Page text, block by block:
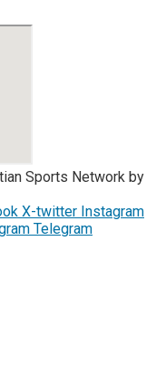
Sports Network by
X-twitter Instagram
Telegram